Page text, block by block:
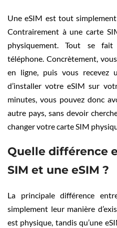
Une eSIM est tout
Contrairement à une carte
physiquement. Tout se
téléphone. Concrètement,
en ligne, puis vous recevez
d’installer votre eSIM sur
minutes, vous pouvez donc
autre pays, sans devoir
changer votre carte SIM
Quelle différence
SIM et une eSIM ?
La principale différence
simplement leur manière
est physique, tandis qu’une